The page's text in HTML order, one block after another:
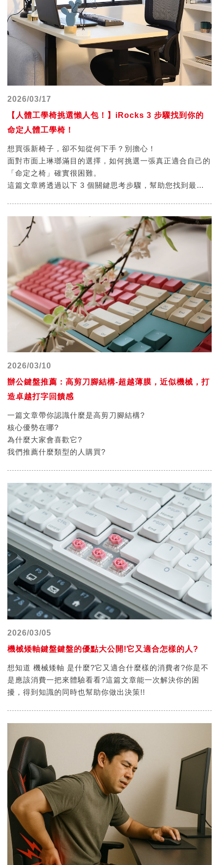
2026/03/17
【人體工學椅挑選懶人包！】iRocks 3 步驟找到你的
命定人體工學椅！
想買張新椅子，卻不知從何下手？別擔心！
面對市面上琳瑯滿目的選擇，如何挑選一張真正適合自己的
「命定之椅」確實很困難。
這篇文章將透過以下 3 個關鍵思考步驟，幫助您找到最符
2026/03/10
辦公鍵盤推薦：高剪刀腳結構-超越薄膜，近似機械，打
造卓越打字回饋感
一篇文章帶你認識什麼是高剪刀腳結構?
核心優勢在哪?
為什麼大家會喜歡它?
我們推薦什麼類型的人購買?
2026/03/05
機械矮軸鍵盤鍵盤的優點大公開!它又適合怎樣的人?
想知道 機械矮軸 是什麼?它又適合什麼樣的消費者?你是不
是應該消費一把來體驗看看?這篇文章能一次解決你的困
擾，得到知識的同時也幫助你做出決策!!